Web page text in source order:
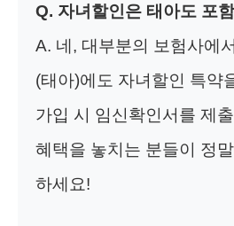
Q. 자녀할인은 태아도 포
A. 네, 대부분의 보험사에
(태아)에도 자녀할인 특약
가입 시 임신확인서를 제
혜택을 놓치는 분들이 정
하세요!